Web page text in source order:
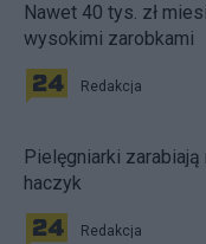
Nawet 40 tys. zł
wysokimi zarobkami
Redakcja
Pielęgniarki
haczyk
Redakcja